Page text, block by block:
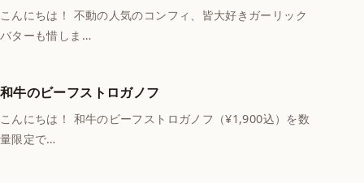
こんにちは！ 不動の人気のコンフィ、皆大好きガーリック
バターも惜しま…
和牛のビーフストロガノフ
こんにちは！ 和牛のビーフストロガノフ（¥1,900込）を数
量限定で…